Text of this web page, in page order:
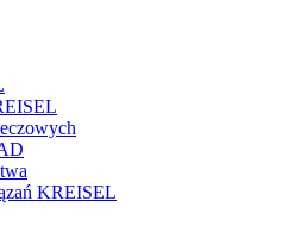
KREISEL